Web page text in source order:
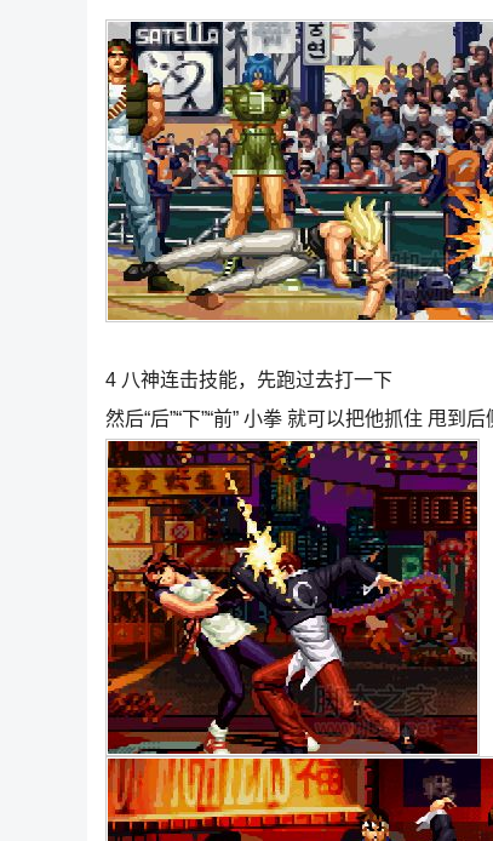
4 八神连击技能，先跑过去打一下
然后“后”“下”“前” 小拳 就可以把他抓住 甩到